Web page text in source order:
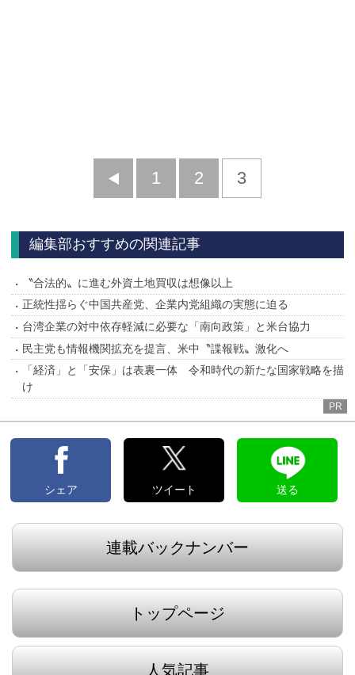
前
1 2 3
編集部おすすめの関連記事
〝合法的〟に進む外資土地買収は想像以上
正統性揺らぐ中国共産党、企業内党組織の実態に迫る
台湾企業の対中依存軽減に必要な「南向政策」と米台協力
民主党も情報機関拡充を提言、米中〝諜報戦〟激化へ
「経済」と「安保」は表裏一体 令和時代の新たな国家戦略を描
け
PR
シェア ツイート 送る
連載バックナンバー
トップページ
人気記事